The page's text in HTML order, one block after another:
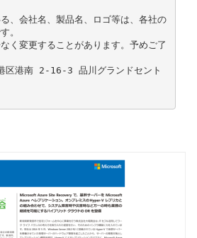
、会社名、製品名、ロゴ等は、各社の
。
く変更することがあります。予めご了
区港南 2-16-3 品川グランドセント